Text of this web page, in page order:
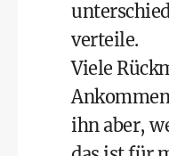
verteile.
Viele
ihn aber,